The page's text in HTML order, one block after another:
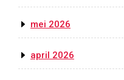
mei 2026
april 2026